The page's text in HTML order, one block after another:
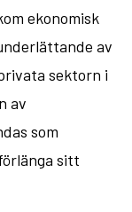
ekonomisk
av
sektorn i
av
som
sitt